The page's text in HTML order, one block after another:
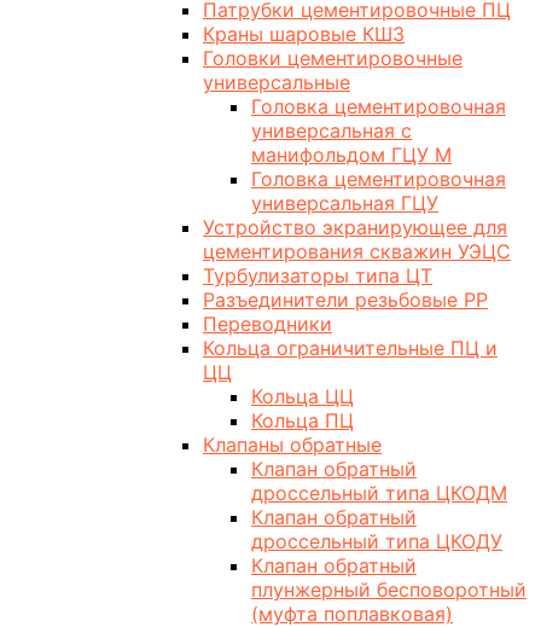
Патрубки цементировочные ПЦ
Краны шаровые КШЗ
Головки цементировочные
универсальные
Головка цементировочная
универсальная с
манифольдом ГЦУ М
Головка цементировочная
универсальная ГЦУ
Устройство экранирующее для
цементирования скважин УЭЦС
Турбулизаторы типа ЦТ
Разъединители резьбовые РР
Переводники
Кольца ограничительные ПЦ и
ЦЦ
Кольца ЦЦ
Кольца ПЦ
Клапаны обратные
Клапан обратный
дроссельный типа ЦКОДМ
Клапан обратный
дроссельный типа ЦКОДУ
Клапан обратный
плунжерный бесповоротный
(муфта поплавковая)